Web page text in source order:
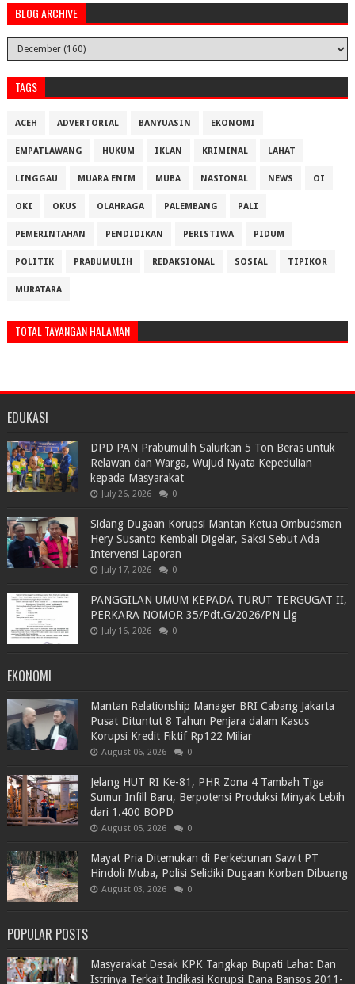
BLOG ARCHIVE
TAGS
ACEH ADVERTORIAL BANYUASIN EKONOMI
EMPATLAWANG HUKUM IKLAN KRIMINAL LAHAT
LINGGAU MUARA ENIM MUBA NASIONAL NEWS OI
OKI OKUS OLAHRAGA PALEMBANG PALI
PEMERINTAHAN PENDIDIKAN PERISTIWA PIDUM
POLITIK PRABUMULIH REDAKSIONAL SOSIAL TIPIKOR
MURATARA
TOTAL TAYANGAN HALAMAN
EDUKASI
DPD PAN Prabumulih Salurkan 5 Ton Beras untuk
Relawan dan Warga, Wujud Nyata Kepedulian
kepada Masyarakat
July 26, 2026 0
Sidang Dugaan Korupsi Mantan Ketua Ombudsman
Hery Susanto Kembali Digelar, Saksi Sebut Ada
Intervensi Laporan
July 17, 2026 0
PANGGILAN UMUM KEPADA TURUT TERGUGAT II,
PERKARA NOMOR 35/Pdt.G/2026/PN Llg
July 16, 2026 0
EKONOMI
Mantan Relationship Manager BRI Cabang Jakarta
Pusat Dituntut 8 Tahun Penjara dalam Kasus
Korupsi Kredit Fiktif Rp122 Miliar
August 06, 2026 0
Jelang HUT RI Ke-81, PHR Zona 4 Tambah Tiga
Sumur Infill Baru, Berpotensi Produksi Minyak Lebih
dari 1.400 BOPD
August 05, 2026 0
Mayat Pria Ditemukan di Perkebunan Sawit PT
Hindoli Muba, Polisi Selidiki Dugaan Korban Dibuang
August 03, 2026 0
POPULAR POSTS
Masyarakat Desak KPK Tangkap Bupati Lahat Dan
Istrinya Terkait Indikasi Korupsi Dana Bansos 2011-